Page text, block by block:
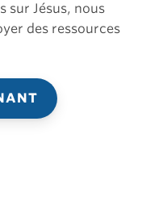
sur Jésus, nous
des ressources